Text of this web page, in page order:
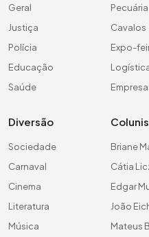
Geral
Justiça
Polícia
Educação
Saúde
Pecuária
Cavalos
Expo-
Diversão
Sociedade
Carnaval
Cinema
Literatura
Música
Briane
Cátia
Edgar
João
Mateus